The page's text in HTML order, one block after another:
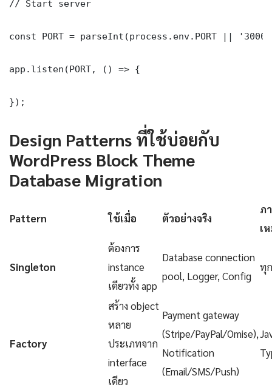
// Start server
const PORT = parseInt(process.env.PORT ||
app.listen(PORT, () => {
});
Design Patterns ที่ใช้บ่อยกับ
WordPress Block Theme
Database Migration
Pattern ใช้เมื่อ ตัวอย่างจริง
ภ
เ
Singleton
ต้องการ
instance
เดียวทั้ง app
Database connection
pool, Logger, Config
ทุ
Factory
สร้าง object
หลาย
ประเภทจาก
interface
เดียว
Payment gateway
(Stripe/PayPal/Omise),
Notification
(Email/SMS/Push)